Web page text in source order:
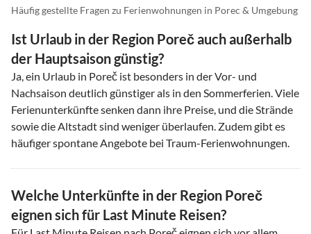
Häufig gestellte Fragen zu Ferienwohnungen in Porec & Umgebung
Ist Urlaub in der Region Poreč auch außerhalb
der Hauptsaison günstig?
Ja, ein Urlaub in Poreč ist besonders in der Vor- und
Nachsaison deutlich günstiger als in den Sommerferien. Viele
Ferienunterkünfte senken dann ihre Preise, und die Strände
sowie die Altstadt sind weniger überlaufen. Zudem gibt es
häufiger spontane Angebote bei Traum-Ferienwohnungen.
Welche Unterkünfte in der Region Poreč
eignen sich für Last Minute Reisen?